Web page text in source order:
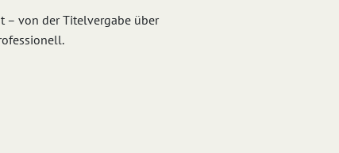
– von der Titelvergabe über